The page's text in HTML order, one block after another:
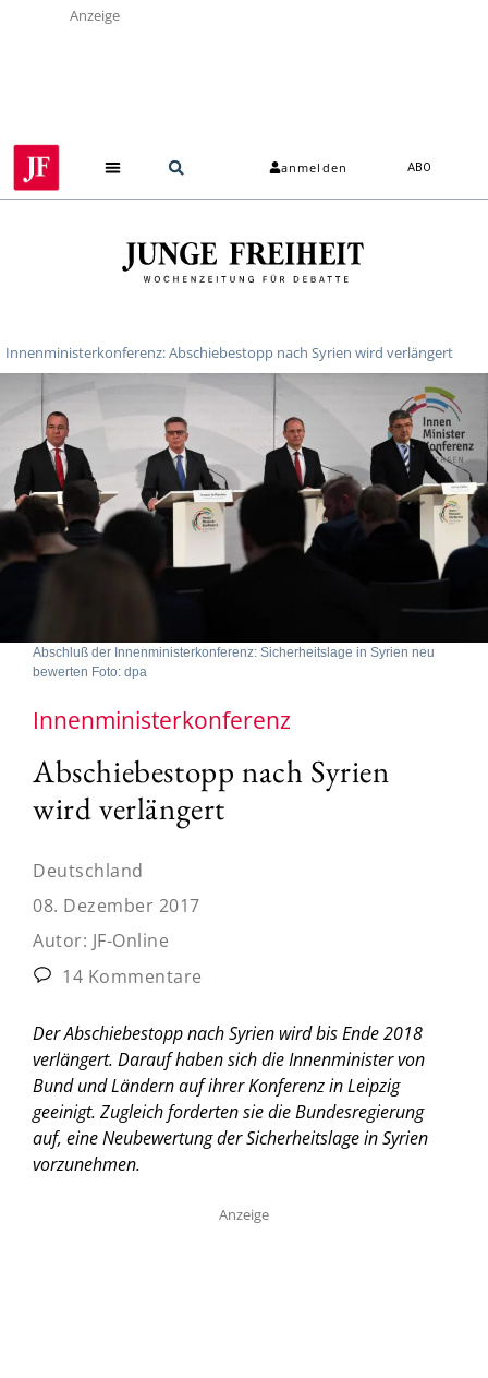
Anzeige
anmelden ABO
Innenministerkonferenz: Abschiebestopp nach Syrien wird verlängert
Abschluß der Innenministerkonferenz: Sicherheitslage in Syrien neu
bewerten Foto: dpa
Innenministerkonferenz
Abschiebestopp nach Syrien
wird verlängert
Deutschland
08. Dezember 2017
Autor: JF-Online
14 Kommentare
Der Abschiebestopp nach Syrien wird bis Ende 2018
verlängert. Darauf haben sich die Innenminister von
Bund und Ländern auf ihrer Konferenz in Leipzig
geeinigt. Zugleich forderten sie die Bundesregierung
auf, eine Neubewertung der Sicherheitslage in Syrien
vorzunehmen.
Anzeige